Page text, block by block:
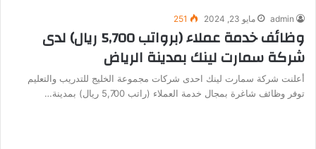
admin مايو 23, 2024 251
وظائف خدمة عملاء (برواتب 5,700 ريال) لدى
شركة سمارت لينك بمدينة الرياض
أعلنت شركة سمارت لينك احدى شركات مجموعة الخليج للتدريب والتعليم
توفر وظائف شاغرة بمجال خدمة العملاء (راتب 5,700 ريال) بمدينة…